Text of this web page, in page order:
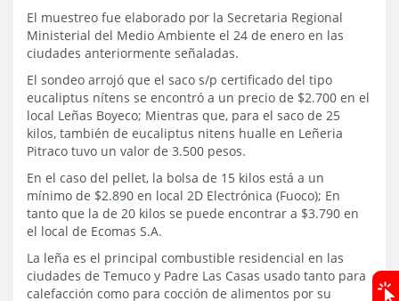
El muestreo fue elaborado por la Secretaria Regional
Ministerial del Medio Ambiente el 24 de enero en las
ciudades anteriormente señaladas.
El sondeo arrojó que el saco s/p certificado del tipo
eucaliptus nítens se encontró a un precio de $2.700 en el
local Leñas Boyeco; Mientras que, para el saco de 25
kilos, también de eucaliptus nitens hualle en Leñeria
Pitraco tuvo un valor de 3.500 pesos.
En el caso del pellet, la bolsa de 15 kilos está a un
mínimo de $2.890 en local 2D Electrónica (Fuoco); En
tanto que la de 20 kilos se puede encontrar a $3.790 en
el local de Ecomas S.A.
La leña es el principal combustible residencial en las
ciudades de Temuco y Padre Las Casas usado tanto para
calefacción como para cocción de alimentos por su